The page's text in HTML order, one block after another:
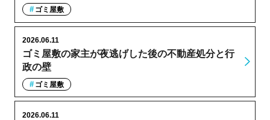
ゴミ屋敷
ゴミ屋敷の家主が夜逃げした後の不動産処分と行
政の壁
2026.06.11
ゴミ屋敷
2026.06.11